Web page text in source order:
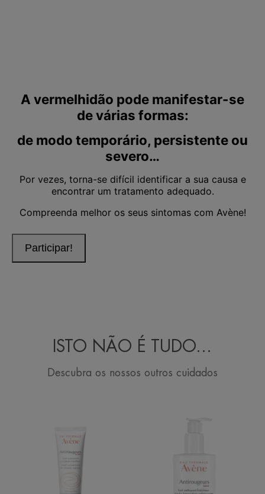
ISTO NÃO É TUDO...
Descubra os nossos outros cuidados
Concentrado
de
Limpeza